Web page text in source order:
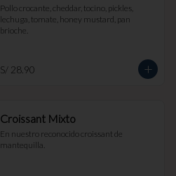
Pollo crocante, cheddar, tocino, pickles,
lechuga, tomate, honey mustard, pan
brioche.
S/ 28.90
Croissant Mixto
En nuestro reconocido croissant de
mantequilla.